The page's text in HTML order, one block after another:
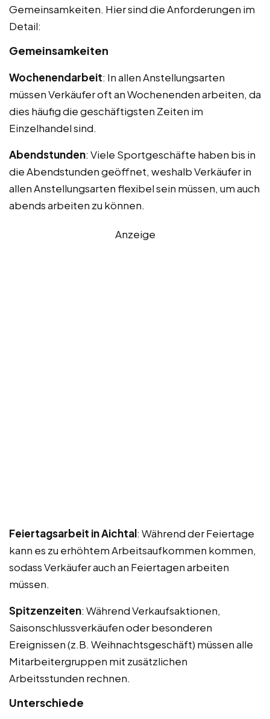
Gemeinsamkeiten. Hier sind die Anforderungen im
Detail:
Gemeinsamkeiten
Wochenendarbeit: In allen Anstellungsarten
müssen Verkäufer oft an Wochenenden arbeiten, da
dies häufig die geschäftigsten Zeiten im
Einzelhandel sind.
Abendstunden: Viele Sportgeschäfte haben bis in
die Abendstunden geöffnet, weshalb Verkäufer in
allen Anstellungsarten flexibel sein müssen, um auch
abends arbeiten zu können.
Anzeige
Feiertagsarbeit in Aichtal: Während der Feiertage
kann es zu erhöhtem Arbeitsaufkommen kommen,
sodass Verkäufer auch an Feiertagen arbeiten
müssen.
Spitzenzeiten: Während Verkaufsaktionen,
Saisonschlussverkäufen oder besonderen
Ereignissen (z.B. Weihnachtsgeschäft) müssen alle
Mitarbeitergruppen mit zusätzlichen
Arbeitsstunden rechnen.
Unterschiede